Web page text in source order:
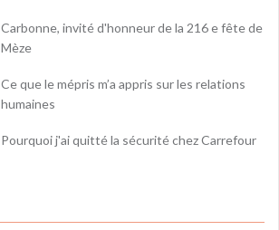
Carbonne, invité d'honneur de la 216 e fête de
Mèze
Ce que le mépris m’a appris sur les relations
humaines
Pourquoi j'ai quitté la sécurité chez Carrefour